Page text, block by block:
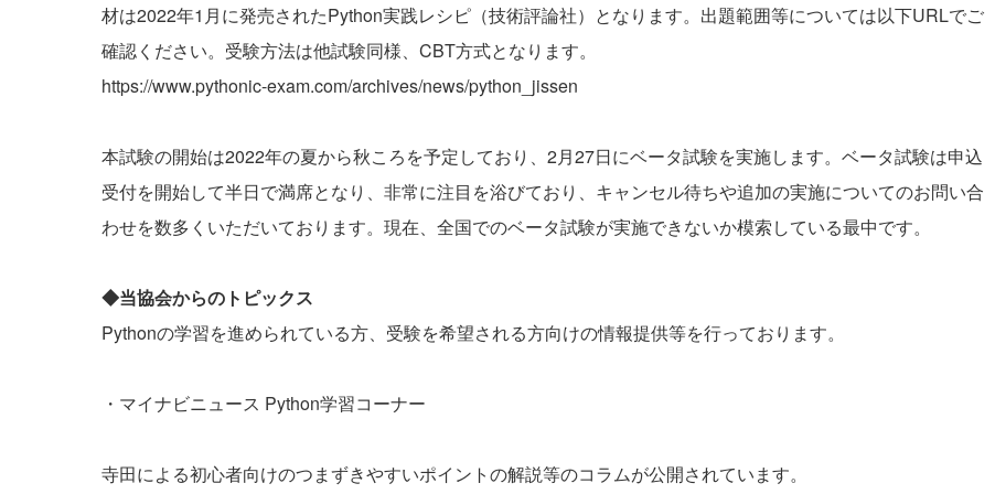
材は2022年1月に発売されたPython実践レシピ（技術評論社） となります。出題範囲等については以下URLでご
確認ください。受験方法は他試験同様、CBT方式となります。
https://www.pythonic-exam.com/archives/news/python_jissen
本試験の開始は2022年の夏から秋ころを予定しており、2月27日にベータ試験を実施します。ベータ試験は申込
受付を開始して半日で満席となり、非常に注目を浴びており、キャンセル待ちや追加の実施についてのお問い合
わせを数多くいただいております。現在、全国でのベータ試験が実施できないか模索している最中です。
◆当協会からのトピックス
Pythonの学習を進められている方、受験を希望される方向けの情報提供等を行っております。
・ マイナビニュース Python学習コーナー
寺田による初心者向けのつまずきやすいポイントの解説等のコラムが公開されています。